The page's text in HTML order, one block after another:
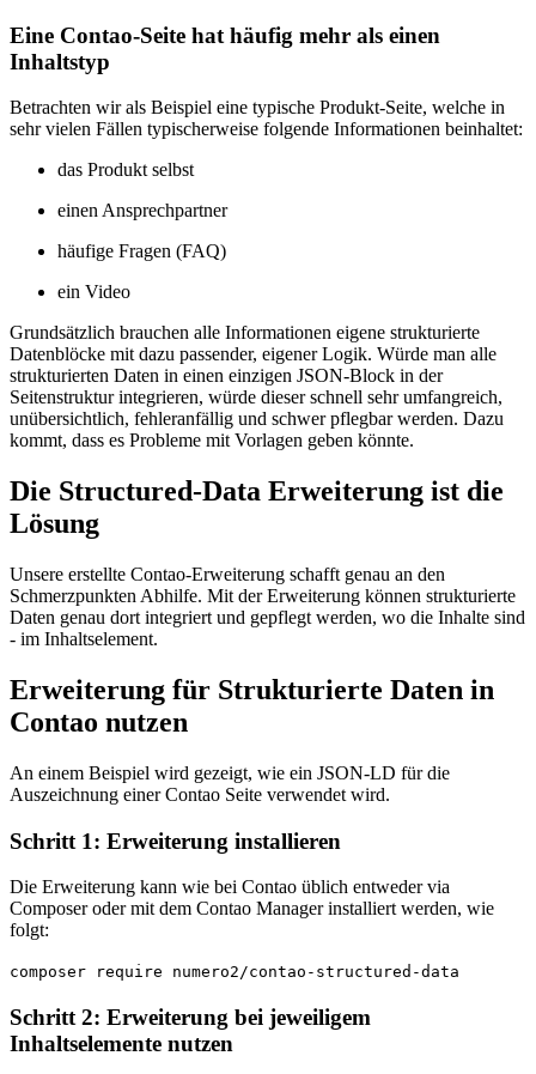
Eine Contao-Seite hat häufig mehr als einen
Inhaltstyp
Betrachten wir als Beispiel eine typische Produkt-Seite, welche in
sehr vielen Fällen typischerweise folgende Informationen beinhaltet:
das Produkt selbst
einen Ansprechpartner
häufige Fragen (FAQ)
ein Video
Grundsätzlich brauchen alle Informationen eigene strukturierte
Datenblöcke mit dazu passender, eigener Logik. Würde man alle
strukturierten Daten in einen einzigen JSON-Block in der
Seitenstruktur integrieren, würde dieser schnell sehr umfangreich,
unübersichtlich, fehleranfällig und schwer pflegbar werden. Dazu
kommt, dass es Probleme mit Vorlagen geben könnte.
Die Structured-Data Erweiterung ist die
Lösung
Unsere erstellte Contao-Erweiterung schafft genau an den
Schmerzpunkten Abhilfe. Mit der Erweiterung können strukturierte
Daten genau dort integriert und gepflegt werden, wo die Inhalte sind
- im Inhaltselement.
Erweiterung für Strukturierte Daten in
Contao nutzen
An einem Beispiel wird gezeigt, wie ein JSON-LD für die
Auszeichnung einer Contao Seite verwendet wird.
Schritt 1: Erweiterung installieren
Die Erweiterung kann wie bei Contao üblich entweder via
Composer oder mit dem Contao Manager installiert werden, wie
folgt:
composer require numero2/contao-structured-data
Schritt 2: Erweiterung bei jeweiligem
Inhaltselemente nutzen